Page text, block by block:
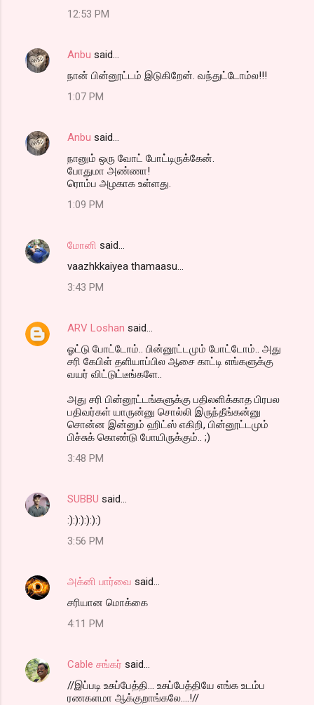
12:53 PM
Anbu said…
நான் பின்னூட்டம் இடுகிறேன். வந்துட்டோம்ல!!!
1:07 PM
Anbu said…
நானும் ஒரு வோட் போட்டிருக்கேன்.
போதுமா அண்ணா!
ரொம்ப அழகாக உள்ளது.
1:09 PM
மோனி said…
vaazhkkaiyea thamaasu...
3:43 PM
ARV Loshan said…
ஓட்டு போட்டோம்.. பின்னூட்டமும் போட்டோம்.. அது
சரி கேபிள் தளியாப்பில ஆசை காட்டி எங்களுக்கு
வயர் விட்டுட்டீங்களே..
அது சரி பின்னூட்டங்களுக்கு பதிலளிக்காத பிரபல
பதிவர்கள் யாருன்னு சொல்லி இருந்தீங்கன்னு
சொன்ன இன்னும் ஹிட்ஸ் எகிறி, பின்னூட்டமும்
பிச்சுக் கொண்டு போயிருக்கும்.. ;)
3:48 PM
SUBBU said…
:):):):):):)
3:56 PM
அக்னி பார்வை said…
சரியான மொக்கை
4:11 PM
Cable சங்கர் said…
//இப்படி உசுப்பேத்தி... உசுப்பேத்தியே எங்க உடம்ப
ரணகளமா ஆக்குறாங்கலே....!//